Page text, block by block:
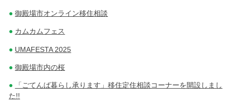
御殿場市オンライン移住相談
カムカムフェス
UMAFESTA 2025
御殿場市内の桜
「ごてんば暮らし承ります」移住定住相談コーナーを開設しまし
た!!